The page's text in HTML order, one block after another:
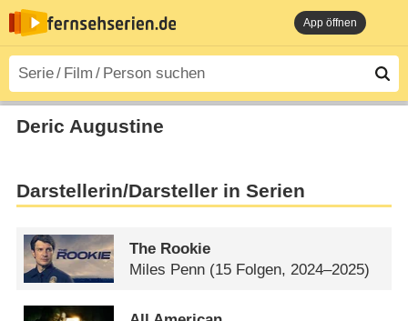
App öffnen
Deric Augustine
Darstellerin/Darsteller in Serien
The Rookie
Miles Penn (15 Folgen, 2024–2025)